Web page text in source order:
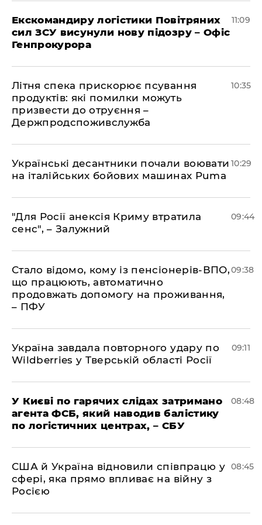
Екскомандиру логістики Повітряних
сил ЗСУ висунули нову підозру – Офіс
Генпрокурора
11:09
Літня спека прискорює псування
продуктів: які помилки можуть
призвести до отруєння –
Держпродспоживслужба
10:35
Українські десантники почали воювати
на італійських бойових машинах Puma
10:29
"Для Росії анексія Криму втратила
сенс", – Залужний
09:44
Стало відомо, кому із пенсіонерів-ВПО,
що працюють, автоматично
продовжать допомогу на проживання,
– ПФУ
09:38
Україна завдала повторного удару по
Wildberries у Тверській області Росії
09:11
У Києві по гарячих слідах затримано
агента ФСБ, який наводив балістику
по логістичних центрах, – СБУ
08:48
США й Україна відновили співпрацю у
сфері, яка прямо впливає на війну з
Росією
08:45